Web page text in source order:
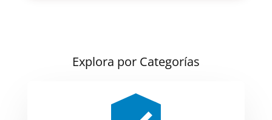
Explora por Categorías